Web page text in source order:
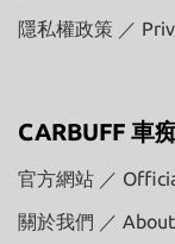
隱私權政策 ／
CARBUFF 車
官方網站 ／
關於我們 ／